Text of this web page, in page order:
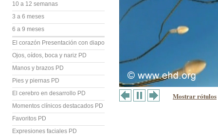
10 a 12 semanas
3 a 6 meses
6 a 9 meses
El corazón Presentación con diapositivas (PD)
Ojos, oídos, boca y nariz PD
Manos y brazos PD
Pies y piernas PD
El cerebro en desarrollo PD
Momentos clínicos destacados PD
Favoritos PD
Expresiones faciales PD
Mostrar rótulos